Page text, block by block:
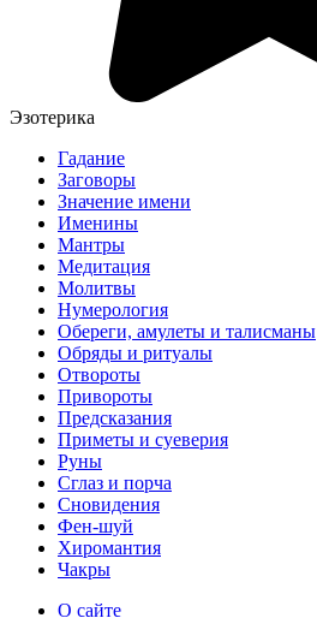
Эзотерика
Гадание
Заговоры
Значение имени
Именины
Мантры
Медитация
Молитвы
Нумерология
Обереги, амулеты и талисманы
Обряды и ритуалы
Отвороты
Привороты
Предсказания
Приметы и суеверия
Руны
Сглаз и порча
Сновидения
Фен-шуй
Хиромантия
Чакры
О сайте